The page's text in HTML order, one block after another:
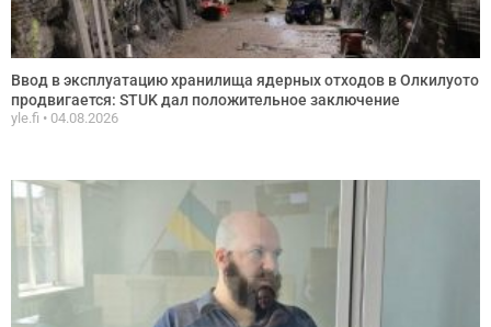
Ввод в эксплуатацию хранилища ядерных отходов в Олкилуото
продвигается: STUK дал положительное заключение
yle.fi 04.08.2026